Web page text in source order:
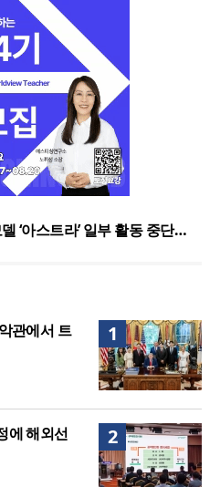
서관에 퀴어서적 ‘별도 부스’ 마
‘아스트라’ 일부 활동 중단…
”관에 퀴어서적 ‘별도 부스’ 마
입국 63명… 전년 동기 대비
1
관에서 트
2
에 해외선